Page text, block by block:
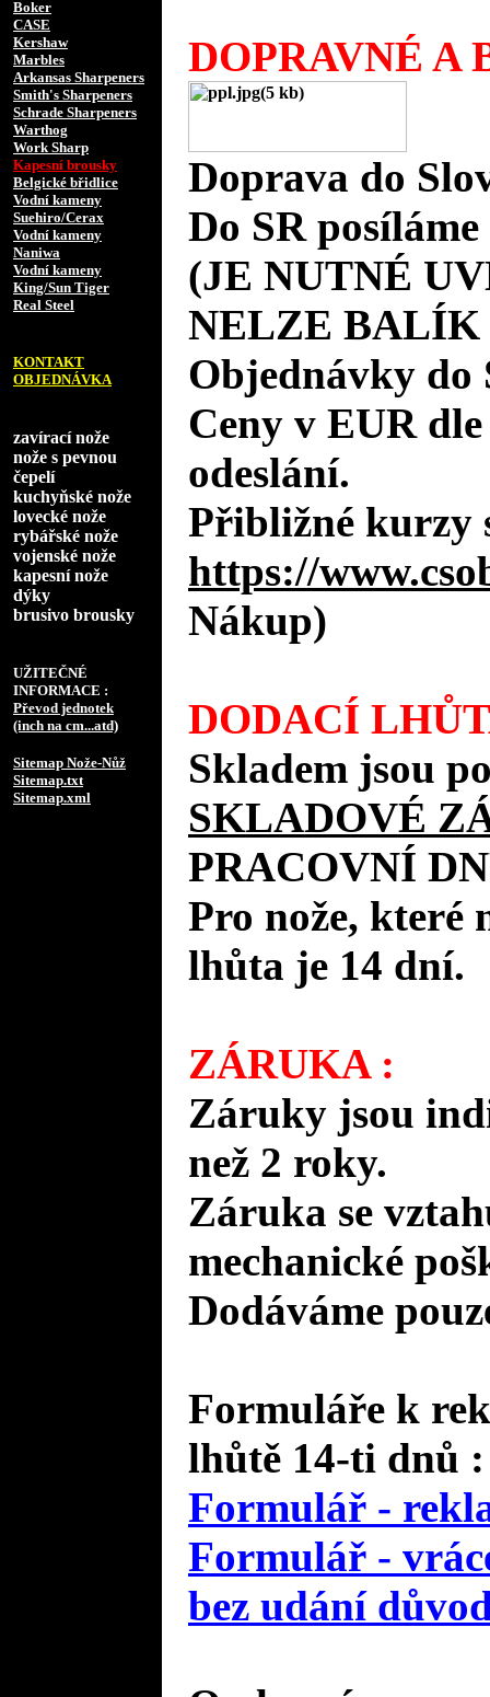
Boker
CASE
Kershaw
Marbles
Arkansas Sharpeners
Smith's Sharpeners
Schrade Sharpeners
Warthog
Work Sharp
Kapesní brousky
Belgické břidlice
Vodní kameny
Suehiro/Cerax
Vodní kameny
Naniwa
Vodní kameny
King/Sun Tiger
Real Steel
KONTAKT
OBJEDNÁVKA
zavírací nože
nože s pevnou
čepelí
kuchyňské nože
lovecké nože
rybářské nože
vojenské nože
kapesní nože
dýky
brusivo brousky
UŽITEČNÉ
INFORMACE :
Převod jednotek
(inch na cm...atd)
Sitemap Nože-Nůž
Sitemap.txt
Sitemap.xml
DOPRAVNÉ A
Doprava do
Do SR
(JE NUTNÉ
NELZE BALÍK
Objednávky do
Ceny v EUR
odeslání.
Přibližné kurzy
https://
Nákup)
DODACÍ
Skladem jsou
SKLADOVÉ
PRACOVNÍ
Pro nože, které
lhůta je 14 dní.
ZÁRUKA :
Záruky jsou
než 2 roky.
Záruka se
mechanické
Dodáváme
Formuláře k
lhůtě 14-ti dnů :
Formulář -
Formulář -
bez udání